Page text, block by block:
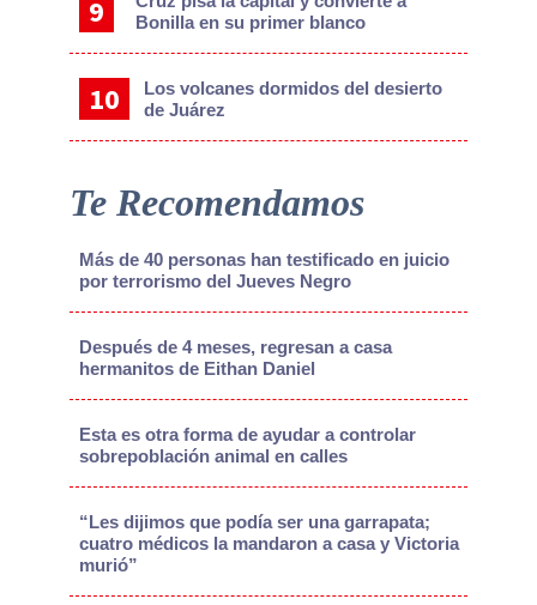
Bonilla en su primer blanco
Los volcanes dormidos del desierto
de Juárez
Te Recomendamos
Más de 40 personas han testificado en juicio
por terrorismo del Jueves Negro
Después de 4 meses, regresan a casa
hermanitos de Eithan Daniel
Esta es otra forma de ayudar a controlar
sobrepoblación animal en calles
“Les dijimos que podía ser una garrapata;
cuatro médicos la mandaron a casa y Victoria
murió”